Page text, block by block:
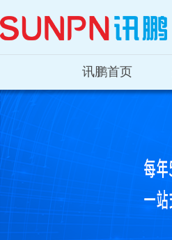
讯鹏首页